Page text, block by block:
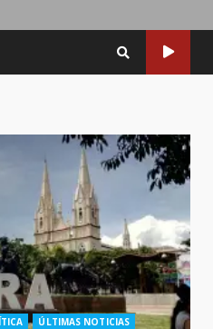
ÚLTIMAS NOTICIAS